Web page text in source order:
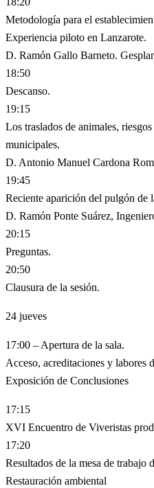
Metodología para el
Experiencia piloto en Lanzarote.
D. Ramón Gallo Barneto.
18:50
Descanso.
19:15
Los traslados de animales,
municipales.
D. Antonio Manuel Cardona
19:45
Reciente aparición del pulgón de
D. Ramón Ponte Suárez,
20:15
Preguntas.
20:50
Clausura de la sesión.
24 jueves
17:00 – Apertura de la sala.
Acceso, acreditaciones y labores
Exposición de Conclusiones
17:15
XVI Encuentro de Viveristas
17:20
Resultados de la mesa de trabajo
Restauración ambiental